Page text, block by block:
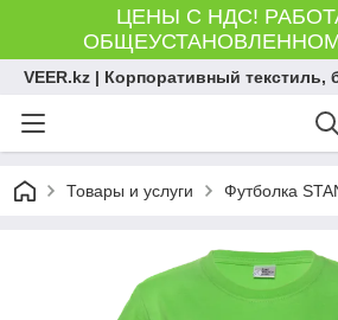
ЦЕНЫ С НДС!
VEER.kz | Корпоративный
Товары и услуги Футболка